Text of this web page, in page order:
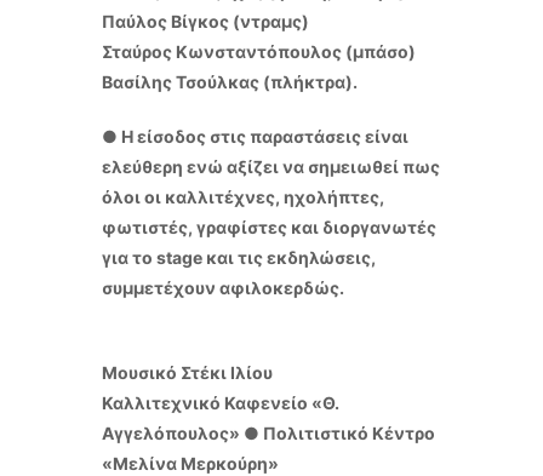
Παύλος Βίγκος (ντραμς)
Σταύρος Κωνσταντόπουλος (μπάσο)
Βασίλης Τσούλκας (πλήκτρα).
● Η είσοδος στις παραστάσεις είναι
ελεύθερη ενώ αξίζει να σημειωθεί πως
όλοι οι καλλιτέχνες, ηχολήπτες,
φωτιστές, γραφίστες και διοργανωτές
για το stage και τις εκδηλώσεις,
συμμετέχουν αφιλοκερδώς.
Μουσικό Στέκι Ιλίου
Καλλιτεχνικό Καφενείο «Θ.
Αγγελόπουλος» ● Πολιτιστικό Κέντρο
«Μελίνα Μερκούρη»